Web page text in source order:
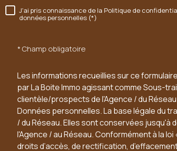
37 FAUBOURG CHARTRAIN
VENDOME
RÈGLEMENTATION
J'ai pris connaissance de la Politique de
données personnelles (*)
* Champ obligatoire
Les informations recueillies sur ce
par La Boite Immo agissant comme Sous-
clientèle/prospects de l'Agence / du
Données personnelles. La base légale du
/ du Réseau. Elles sont conservées
l'Agence / au Réseau. Conformément à la
droits d’accès, de rectification,